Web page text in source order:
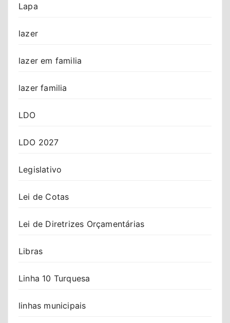
Lapa
lazer
lazer em familia
lazer familia
LDO
LDO 2027
Legislativo
Lei de Cotas
Lei de Diretrizes Orçamentárias
Libras
Linha 10 Turquesa
linhas municipais